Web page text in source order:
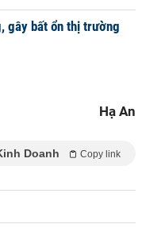
gây bất ổn thị trường
Hạ An
Doanh Copy link